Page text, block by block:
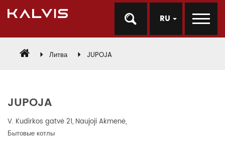
RU
Литва JUPOJA
JUPOJA
V. Kudirkos gatvė 21, Naujoji Akmenė,
Бытовые котлы